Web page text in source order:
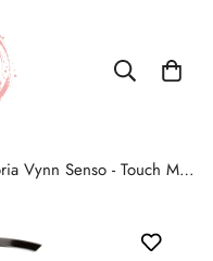
Victoria Vynn Senso - Touch Me Fuktighetskrem 250ml